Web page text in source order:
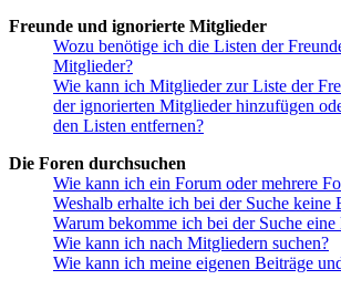
Freunde und ignorierte Mitglieder
Wozu benötige ich die Listen der
Mitglieder?
Wie kann ich Mitglieder zur Liste der
der ignorierten Mitglieder hinzufügen
den Listen entfernen?
Die Foren durchsuchen
Wie kann ich ein Forum oder mehrere
Weshalb erhalte ich bei der Suche keine
Warum bekomme ich bei der Suche eine
Wie kann ich nach Mitgliedern suchen?
Wie kann ich meine eigenen Beiträge